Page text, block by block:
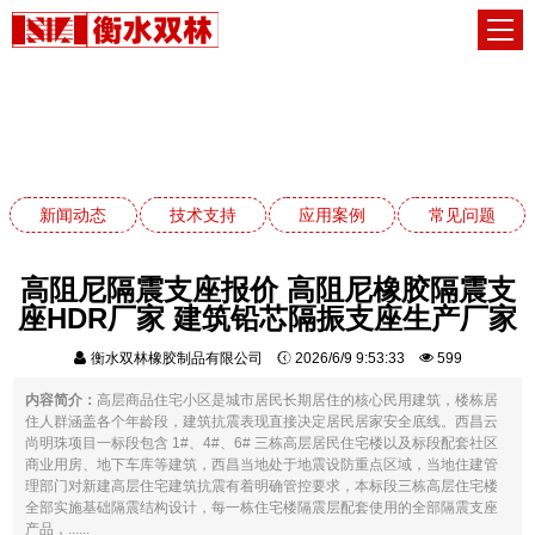
新闻动态 技术支持 应用案例 常见问题
高阻尼隔震支座报价 高阻尼橡胶隔震支
座HDR厂家 建筑铅芯隔振支座生产厂家
衡水双林橡胶制品有限公司 2026/6/9 9:53:33 599
内容简介：高层商品住宅小区是城市居民长期居住的核心民用建筑，楼栋居
住人群涵盖各个年龄段，建筑抗震表现直接决定居民居家安全底线。西昌云
尚明珠项目一标段包含 1#、4#、6# 三栋高层居民住宅楼以及标段配套社区
商业用房、地下车库等建筑，西昌当地处于地震设防重点区域，当地住建管
理部门对新建高层住宅建筑抗震有着明确管控要求，本标段三栋高层住宅楼
全部实施基础隔震结构设计，每一栋住宅楼隔震层配套使用的全部隔震支座
产品，......